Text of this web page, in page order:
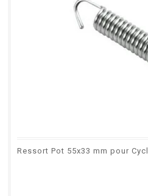
Ressort Pot 55x33 mm pour